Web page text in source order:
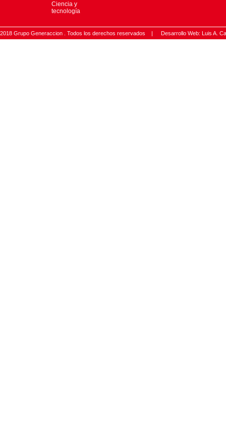
Ciencia y
tecnología
2018 Grupo Generaccion . Todos los derechos reservados | Desarrollo Web: Luis